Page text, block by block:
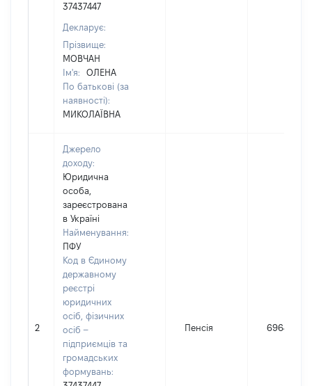
37437447
Декларує:
Прізвище:
МОВЧАН
Ім'я:
ОЛЕНА
По батькові (за
наявності):
МИКОЛАЇВНА
2
Джерело
доходу:
Юридична
особа,
зареєстрована
в Україні
Найменування:
ПФУ
Код в Єдиному
державному
реєстрі
юридичних
осіб, фізичних
осіб –
підприємців та
громадських
формувань:
Пенсія 69646